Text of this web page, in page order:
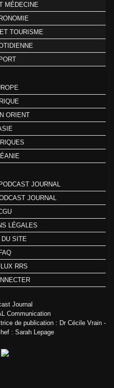
MÉDECINE
TOURISME
ORIENT
JOURNAL
JOURNAL
LÉGALES
DU SITE
RRS
Journal
Communication
de publication : Dr Cécile Vrain -
: Sarah Lepage